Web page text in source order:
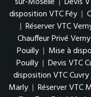
disposition VTC Féy |
| Réserver VTC
Chauffeur Privé Verny
Pouilly | Mise à
Pouilly | Devis VTC
disposition VTC Cuvry
Marly | Réserver VTC